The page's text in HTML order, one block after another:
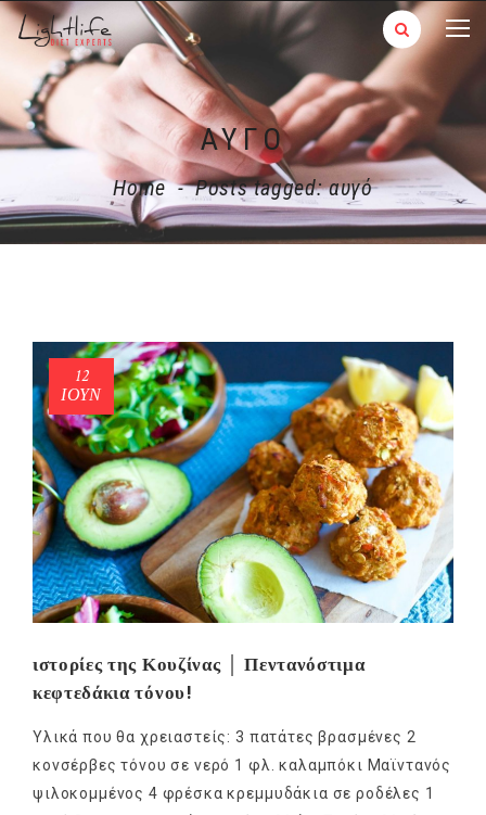
ΑΥΓΌ
Home - Posts tagged: αυγό
12
ΙΟΎΝ
ιστορίες της Κουζίνας │ Πεντανόστιμα
κεφτεδάκια τόνου!
Υλικά που θα χρειαστείς: 3 πατάτες βρασμένες 2
κονσέρβες τόνου σε νερό 1 φλ. καλαμπόκι Μαϊντανός
ψιλοκομμένος 4 φρέσκα κρεμμυδάκια σε ροδέλες 1